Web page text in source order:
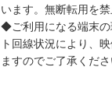
います。無断転用を禁
◆ご利用になる端末の
ト回線状況により、
ますのでご了承くださ